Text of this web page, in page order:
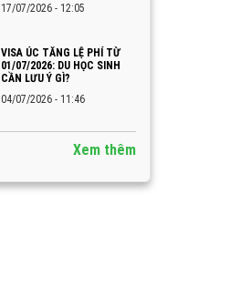
17/07/2026 - 12:05
VISA ÚC TĂNG LỆ PHÍ TỪ
01/07/2026: DU HỌC SINH
CẦN LƯU Ý GÌ?
04/07/2026 - 11:46
Xem thêm